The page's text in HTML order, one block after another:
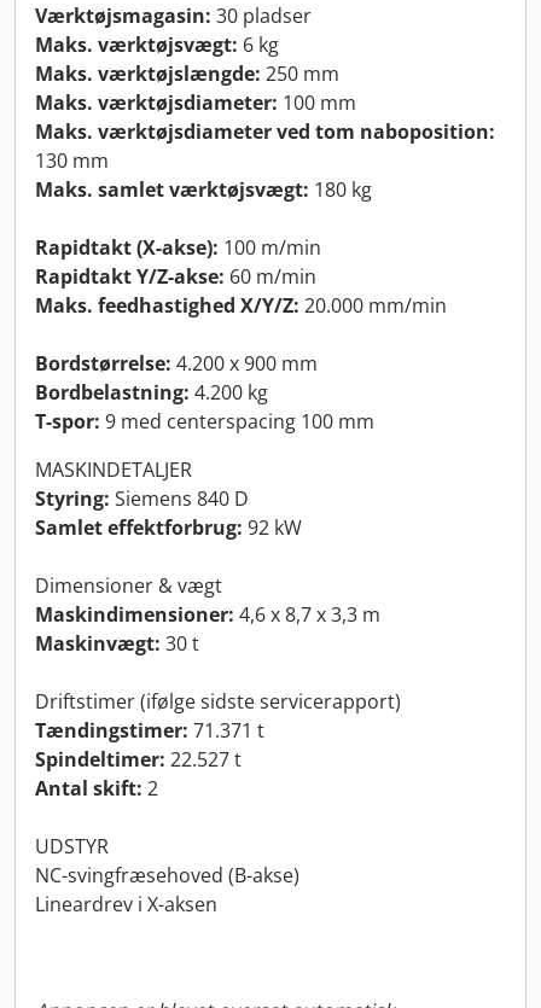
Værktøjsmagasin: 30 pladser
Maks. værktøjsvægt: 6 kg
Maks. værktøjslængde: 250 mm
Maks. værktøjsdiameter: 100 mm
Maks. værktøjsdiameter ved tom naboposition:
130 mm
Maks. samlet værktøjsvægt: 180 kg
Rapidtakt (X-akse): 100 m/min
Rapidtakt Y/Z-akse: 60 m/min
Maks. feedhastighed X/Y/Z: 20.000 mm/min
Bordstørrelse: 4.200 x 900 mm
Bordbelastning: 4.200 kg
T-spor: 9 med centerspacing 100 mm
MASKINDETALJER
Styring: Siemens 840 D
Samlet effektforbrug: 92 kW
Dimensioner & vægt
Maskindimensioner: 4,6 x 8,7 x 3,3 m
Maskinvægt: 30 t
Driftstimer (ifølge sidste servicerapport)
Tændingstimer: 71.371 t
Spindeltimer: 22.527 t
Antal skift: 2
UDSTYR
NC-svingfræsehoved (B-akse)
Lineardrev i X-aksen